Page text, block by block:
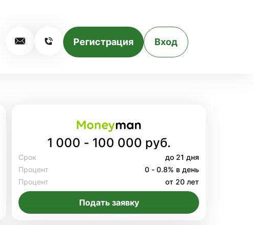
Регистрация Вход
1 000 - 100 000 руб.
Срок
до 21 дня
Процент
0 - 0.8% в день
Процент
от 20 лет
Подать заявку